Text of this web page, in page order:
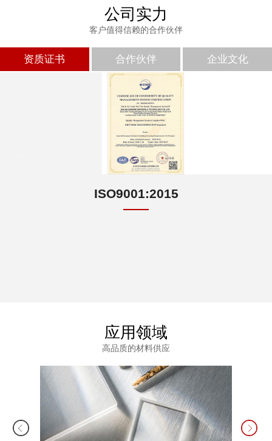
免费发样
如果您需要样品，请致电我司，专属技术人员为您推荐型号并免费
公司实力
客户值得信赖的合作伙伴
资质证书 合作伙伴 企业文化
ISO9001:2015
应用领域
高品质的材料供应